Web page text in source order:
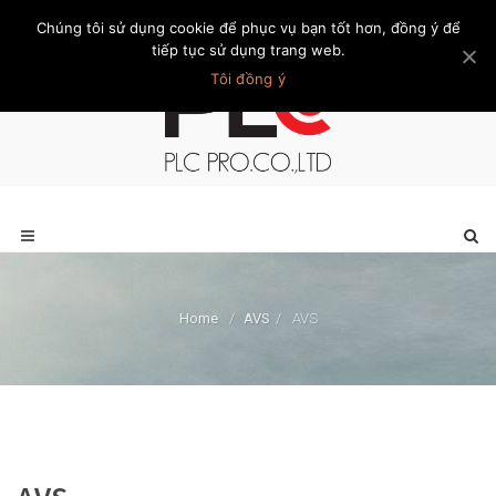
Trang chủ Giới thiệu Khách hàng Liên hệ Thành viên
Home / AVS / AVS
Chúng tôi sử dụng cookie để phục vụ bạn tốt hơn, đồng ý để
tiếp tục sử dụng trang web.
Tôi đồng ý